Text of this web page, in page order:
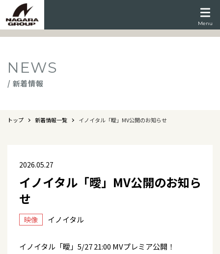
Menu
NEWS
/ 新着情報
トップ 新着情報一覧 イノイタル「曖」MV公開のお知らせ
2026.05.27
イノイタル「曖」MV公開のお知ら
せ
映像 イノイタル
イノイタル「曖」5/27 21:00 MVプレミア公開！